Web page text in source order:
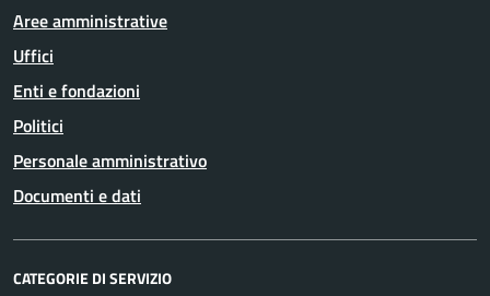
Aree amministrative
Uffici
Enti e fondazioni
Politici
Personale amministrativo
Documenti e dati
CATEGORIE DI SERVIZIO